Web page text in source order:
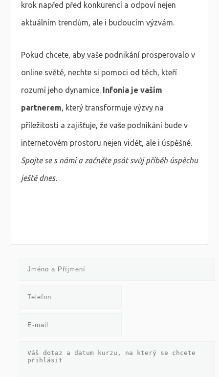
krok napřed před konkurencí a odpoví nejen
aktuálním trendům, ale i budoucím výzvám.
Pokud chcete, aby vaše podnikání prosperovalo v
online světě, nechte si pomoci od těch, kteří
rozumí jeho dynamice. Infonia je vaším
partnerem, který transformuje výzvy na
příležitosti a zajišťuje, že vaše podnikání bude v
internetovém prostoru nejen vidět, ale i úspěšné.
Spojte se s námi a začněte psát svůj příběh úspěchu
ještě dnes.